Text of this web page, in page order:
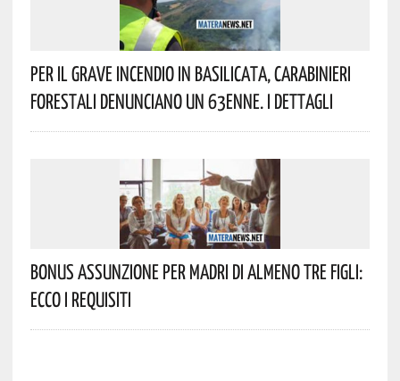
Per Il Grave Incendio In Basilicata, Carabinieri
Forestali Denunciano Un 63enne. I Dettagli
Bonus Assunzione Per Madri Di Almeno Tre Figli:
Ecco I Requisiti